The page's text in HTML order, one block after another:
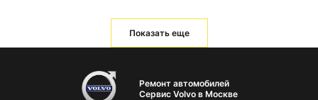
Показать еще
Ремонт автомобилей
Сервис Volvo в Москве